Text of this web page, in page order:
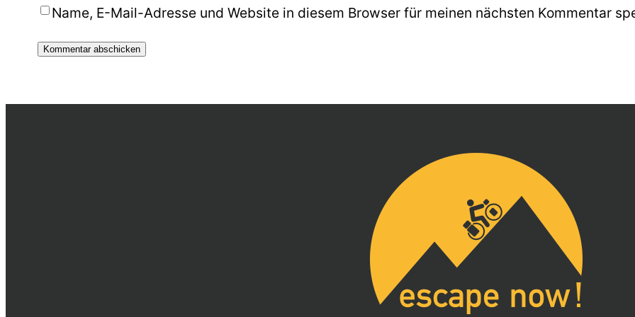
Name, E-Mail-Adresse und Website in diesem Browser für meinen nächsten Kommentar